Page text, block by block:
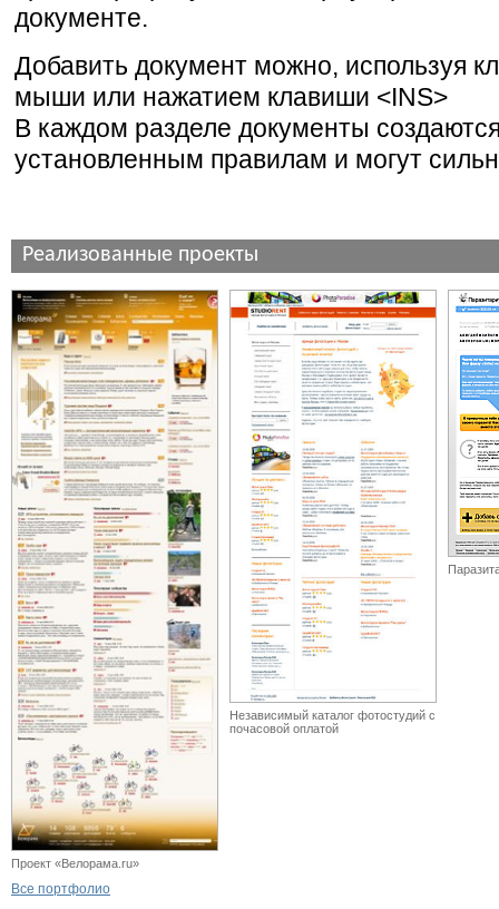
документе.
Добавить документ можно, используя
мыши или нажатием клавиши <INS>
В каждом разделе документы
установленным правилам и могут
Реализованные проекты
Проект «Велорама.ru»
Независимый каталог фотостудий с
почасовой оплатой
Все портфолио